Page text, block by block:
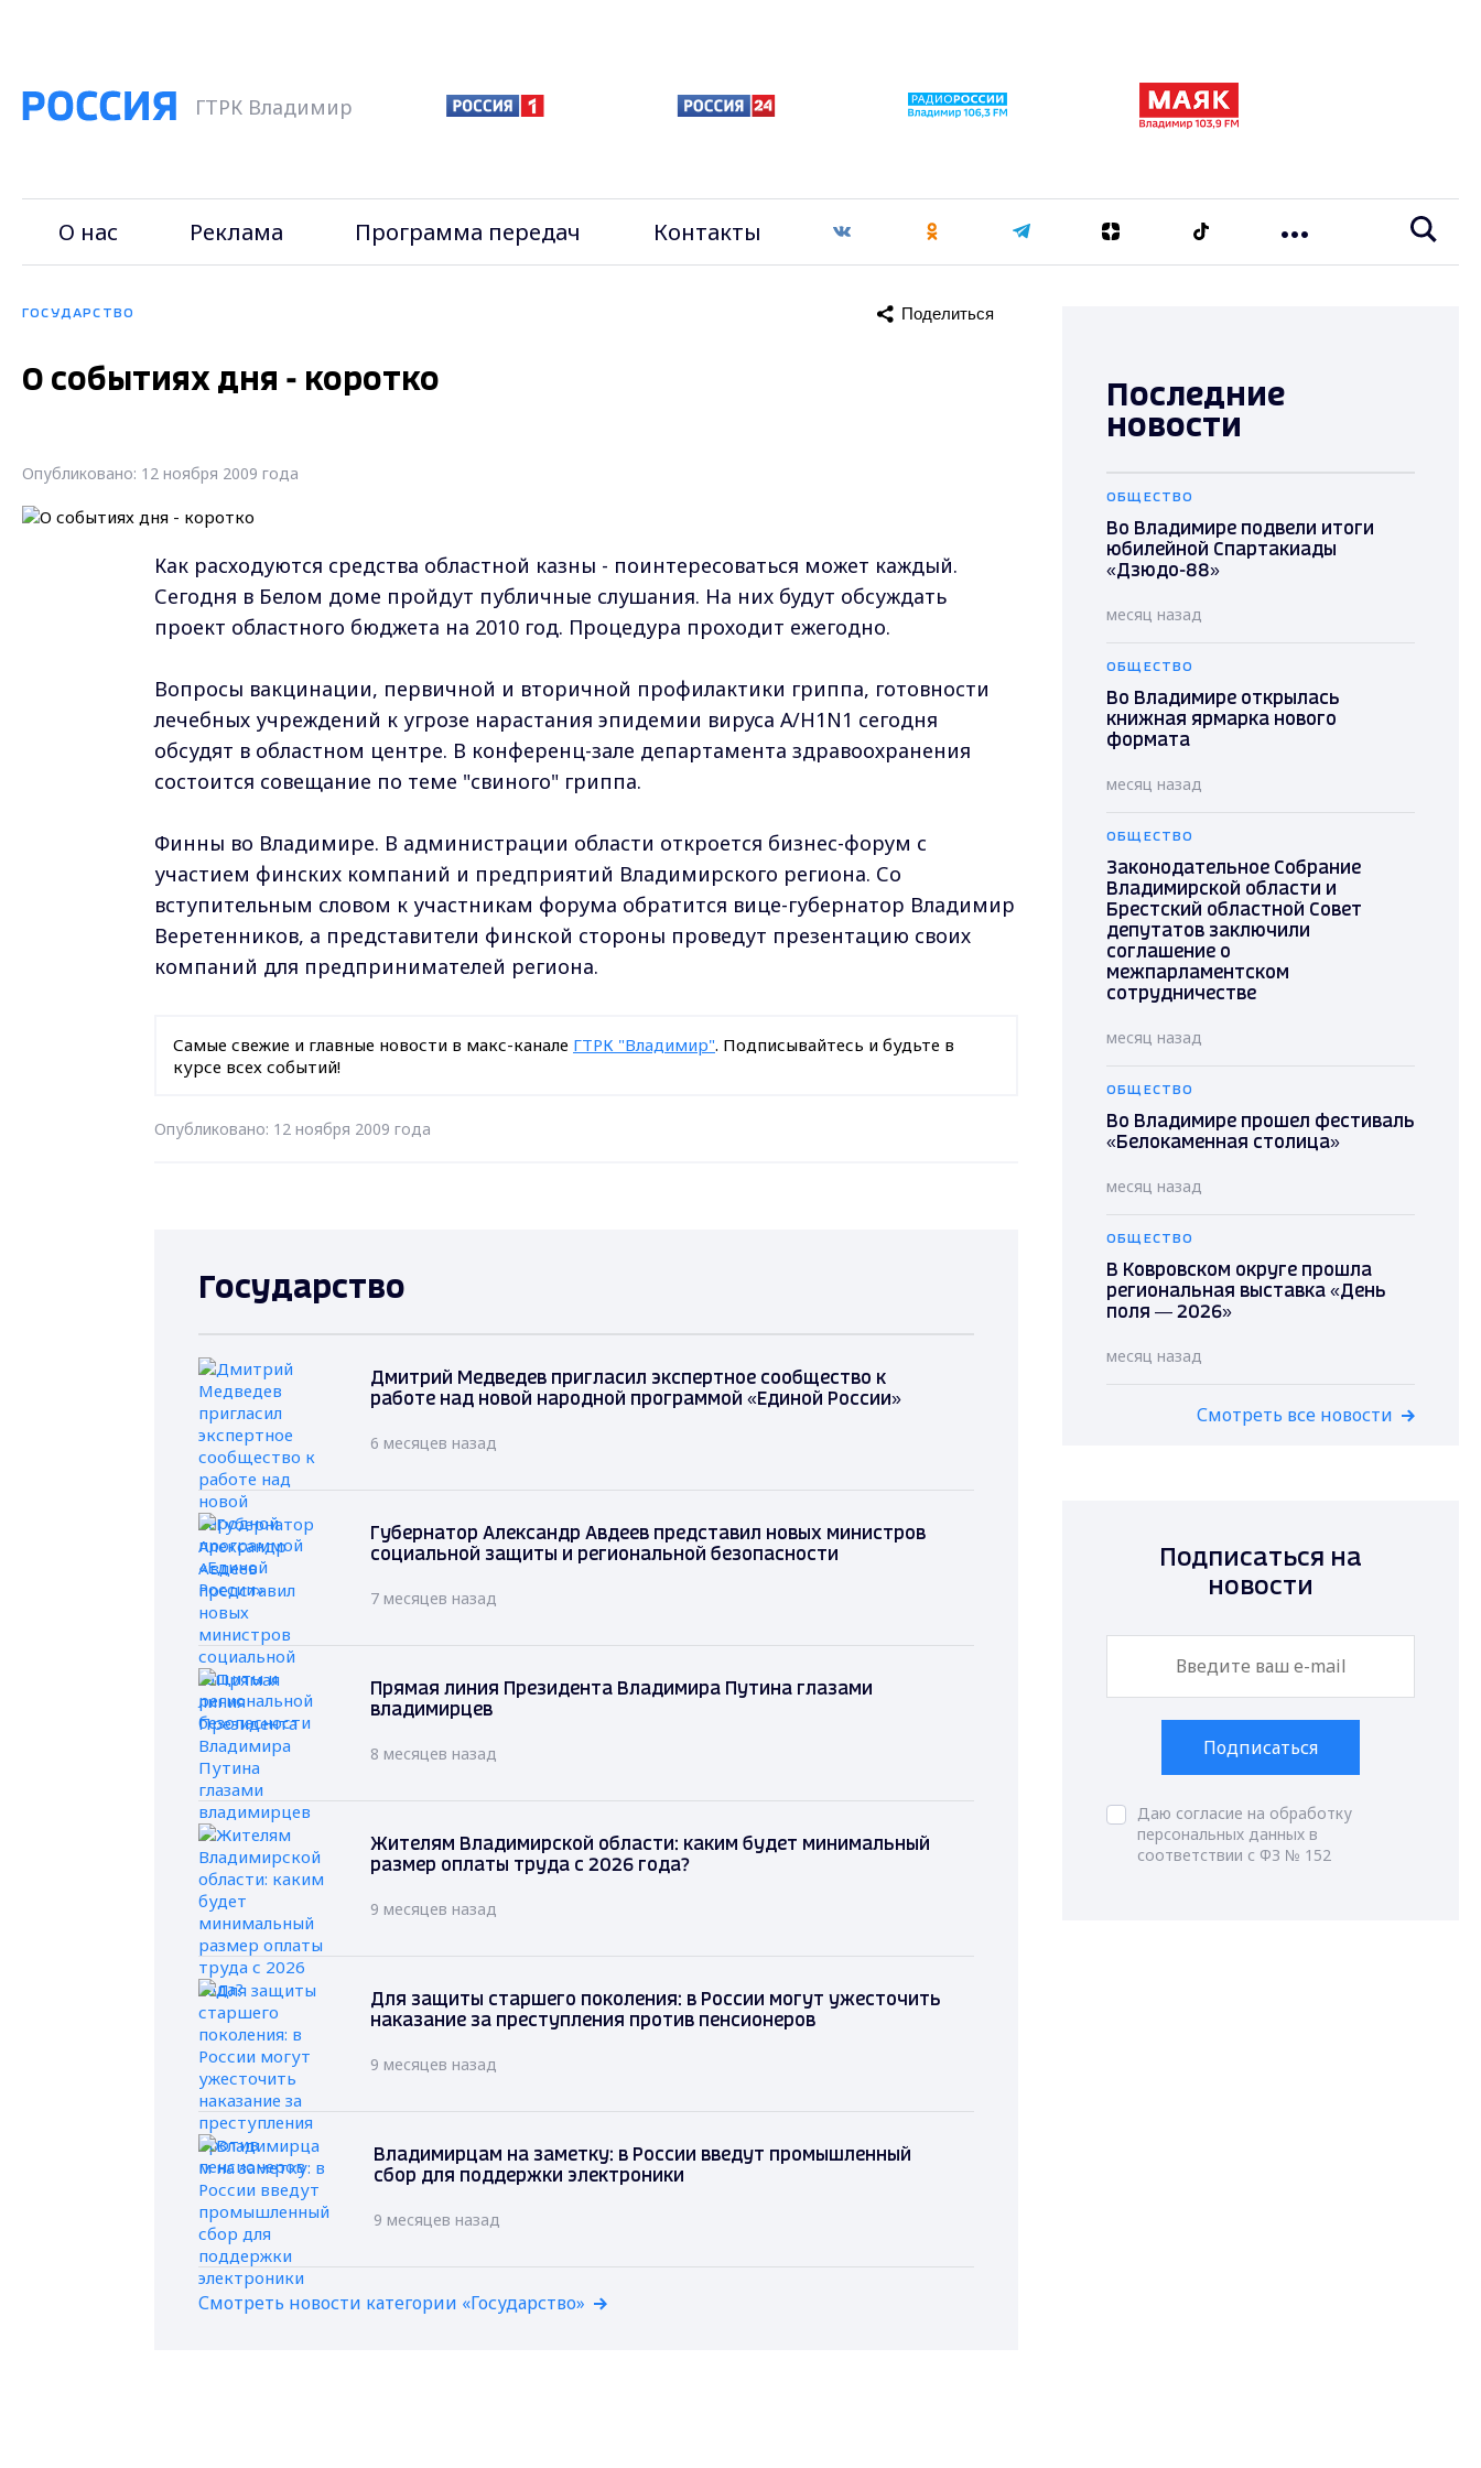
ГТРК Владимир
О нас Реклама Программа передач Контакты
ГОСУДАРСТВО Поделиться
О событиях дня - коротко
Опубликовано: 12 ноября 2009 года
Как расходуются средства областной казны - поинтересоваться может каждый.
Сегодня в Белом доме пройдут публичные слушания. На них будут обсуждать
проект областного бюджета на 2010 год. Процедура проходит ежегодно.
Вопросы вакцинации, первичной и вторичной профилактики гриппа, готовности
лечебных учреждений к угрозе нарастания эпидемии вируса А/H1N1 сегодня
обсудят в областном центре. В конференц-зале департамента здравоохранения
состоится совещание по теме "свиного" гриппа.
Финны во Владимире. В администрации области откроется бизнес-форум с
участием финских компаний и предприятий Владимирского региона. Со
вступительным словом к участникам форума обратится вице-губернатор Владимир
Веретенников, а представители финской стороны проведут презентацию своих
компаний для предпринимателей региона.
Самые свежие и главные новости в макс-канале ГТРК "Владимир". Подписывайтесь и будьте в
курсе всех событий!
Опубликовано: 12 ноября 2009 года
Государство
Дмитрий Медведев пригласил экспертное сообщество к
работе над новой народной программой «Единой России»
6 месяцев назад
Губернатор Александр Авдеев представил новых министров
социальной защиты и региональной безопасности
7 месяцев назад
Прямая линия Президента Владимира Путина глазами
владимирцев
8 месяцев назад
Жителям Владимирской области: каким будет минимальный
размер оплаты труда с 2026 года?
9 месяцев назад
Для защиты старшего поколения: в России могут ужесточить
наказание за преступления против пенсионеров
9 месяцев назад
Владимирцам на заметку: в России введут промышленный
сбор для поддержки электроники
9 месяцев назад
Смотреть новости категории «Государство»
Последние
новости
ОБЩЕСТВО
Во Владимире подвели итоги
юбилейной Спартакиады
«Дзюдо-88»
месяц назад
ОБЩЕСТВО
Во Владимире открылась
книжная ярмарка нового
формата
месяц назад
ОБЩЕСТВО
Законодательное Собрание
Владимирской области и
Брестский областной Совет
депутатов заключили
соглашение о
межпарламентском
сотрудничестве
месяц назад
ОБЩЕСТВО
Во Владимире прошел фестиваль
«Белокаменная столица»
месяц назад
ОБЩЕСТВО
В Ковровском округе прошла
региональная выставка «День
поля — 2026»
месяц назад
Смотреть все новости
Подписаться на
новости
Подписаться
Даю согласие на обработку
персональных данных в
соответствии с ФЗ № 152